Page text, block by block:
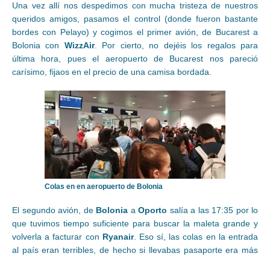
Una vez allí nos despedimos con mucha tristeza de nuestros
queridos amigos, pasamos el control (donde fueron bastante
bordes con Pelayo) y cogimos el primer avión, de Bucarest a
Bolonia con WizzAir. Por cierto, no dejéis los regalos para
última hora, pues el aeropuerto de Bucarest nos pareció
carísimo, fijaos en el precio de una camisa bordada.
Colas en en aeropuerto de Bolonia
El segundo avión, de Bolonia a Oporto salía a las 17:35 por lo
que tuvimos tiempo suficiente para buscar la maleta grande y
volverla a facturar con Ryanair. Eso sí, las colas en la entrada
al país eran terribles, de hecho si llevabas pasaporte era más